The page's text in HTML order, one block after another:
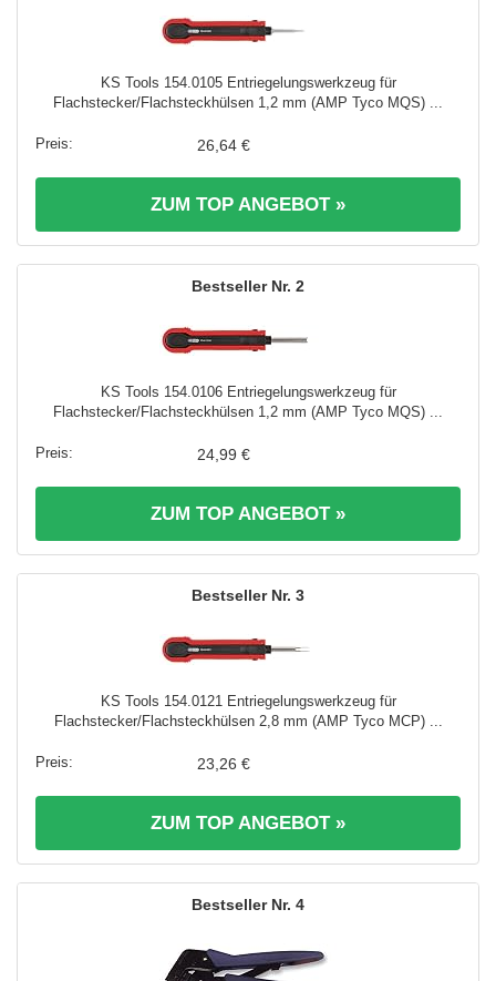
KS Tools 154.0105 Entriegelungswerkzeug für
Flachstecker/Flachsteckhülsen 1,2 mm (AMP Tyco MQS) ...
26,64 €
ZUM TOP ANGEBOT »
2
KS Tools 154.0106 Entriegelungswerkzeug für
Flachstecker/Flachsteckhülsen 1,2 mm (AMP Tyco MQS) ...
24,99 €
ZUM TOP ANGEBOT »
3
KS Tools 154.0121 Entriegelungswerkzeug für
Flachstecker/Flachsteckhülsen 2,8 mm (AMP Tyco MCP) ...
23,26 €
ZUM TOP ANGEBOT »
4